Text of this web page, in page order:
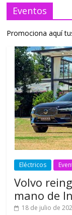
Eventos
Promociona aquí
Eléctricos
Volvo
mano de
18 de julio de